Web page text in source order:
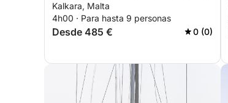
de sol.
Kalkara, Malta
4h00 · Para hasta 9 personas
Desde 485 € 0 (0)